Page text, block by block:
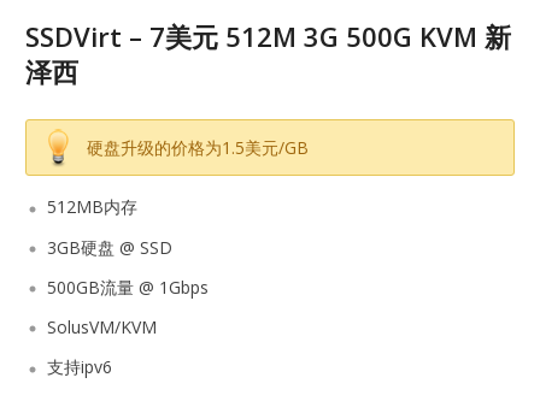
SSDVirt – 7美元 512M 3G 500G KVM 新
泽西
硬盘升级的价格为1.5美元/GB
512MB内存
3GB硬盘 @ SSD
500GB流量 @ 1Gbps
SolusVM/KVM
支持ipv6